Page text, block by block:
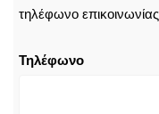
τηλέφωνο
Τηλέφωνο